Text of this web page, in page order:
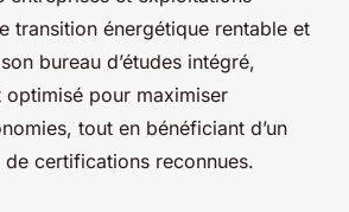
transition énergétique rentable et
bureau d’études intégré,
pour maximiser
tout en bénéficiant d’un
certifications reconnues.